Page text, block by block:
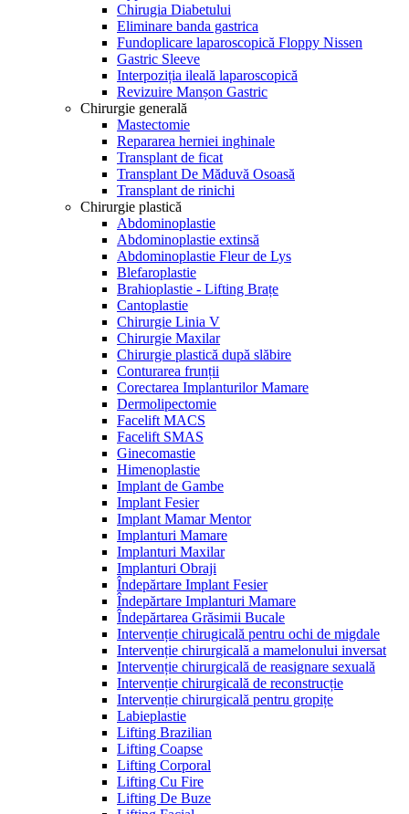
Chirugia Diabetului
Eliminare banda gastrica
Fundoplicare laparoscopică Floppy Nissen
Gastric Sleeve
Interpoziția ileală laparoscopică
Revizuire Manșon Gastric
Chirurgie generală
Mastectomie
Repararea herniei inghinale
Transplant de ficat
Transplant De Măduvă Osoasă
Transplant de rinichi
Chirurgie plastică
Abdominoplastie
Abdominoplastie extinsă
Abdominoplastie Fleur de Lys
Blefaroplastie
Brahioplastie - Lifting Brațe
Cantoplastie
Chirurgie Linia V
Chirurgie Maxilar
Chirurgie plastică după slăbire
Conturarea frunții
Corectarea Implanturilor Mamare
Dermolipectomie
Facelift MACS
Facelift SMAS
Ginecomastie
Himenoplastie
Implant de Gambe
Implant Fesier
Implant Mamar Mentor
Implanturi Mamare
Implanturi Maxilar
Implanturi Obraji
Îndepărtare Implant Fesier
Îndepărtare Implanturi Mamare
Îndepărtarea Grăsimii Bucale
Intervenție chirugicală pentru ochi de migdale
Intervenție chirurgicală a mamelonului inversat
Intervenție chirurgicală de reasignare sexuală
Intervenție chirurgicală de reconstrucție
Intervenție chirurgicală pentru gropițe
Labieplastie
Lifting Brazilian
Lifting Coapse
Lifting Corporal
Lifting Cu Fire
Lifting De Buze